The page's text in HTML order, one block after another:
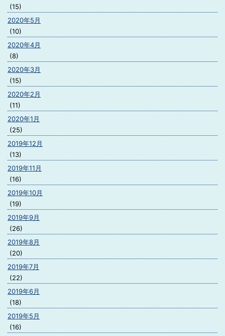
(15)
2020年5月
(10)
2020年4月
(8)
2020年3月
(15)
2020年2月
(11)
2020年1月
(25)
2019年12月
(13)
2019年11月
(16)
2019年10月
(19)
2019年9月
(26)
2019年8月
(20)
2019年7月
(22)
2019年6月
(18)
2019年5月
(16)